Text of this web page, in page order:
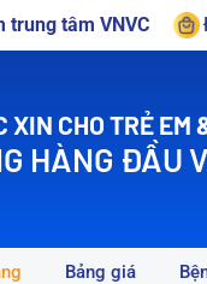
trung tâm VNVC
XIN CHO TRẺ EM
HÀNG ĐẦU
Bảng giá